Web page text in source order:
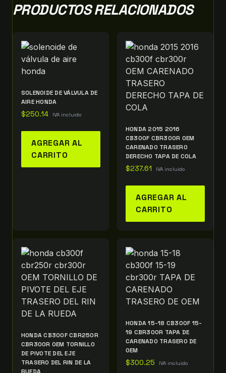
PRODUCTOS RELACIONADOS
SOLENOIDE DE VÁLVULA DE
AIRE HONDA
$250.14 IVA incluido
AGREGAR AL
CARRITO
HONDA 2015 2016
CB300F CBR300R OEM
CARENADO TRASERO
DERECHO TAPA DE COLA
$237.61 IVA incluido
AGREGAR AL
CARRITO
HONDA CB300F CBR250R
CBR300R OEM TORNILLO
DE PIVOTE DEL EJE
TRASERO DEL RIN DE LA
HONDA 15-18 CB300F 15-
19 CBR300R TAPA DE
CARENADO TRASERO DE
OEM
$300.25 IVA incluido